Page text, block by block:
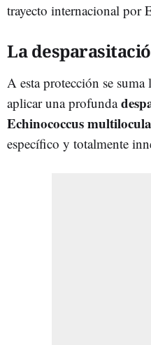
trayecto internacional por
La
A esta protección se
aplicar una profunda
Echinococcus
específico y totalmente